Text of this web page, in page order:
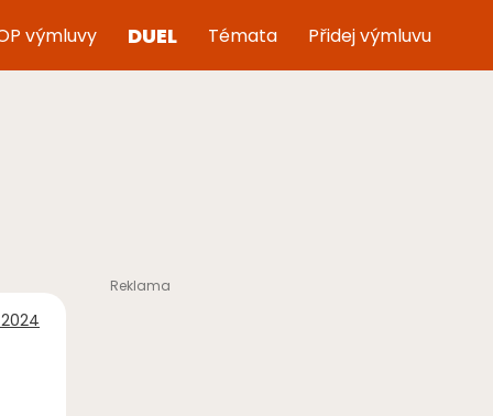
výmluvy DUEL Témata Přidej výmluvu